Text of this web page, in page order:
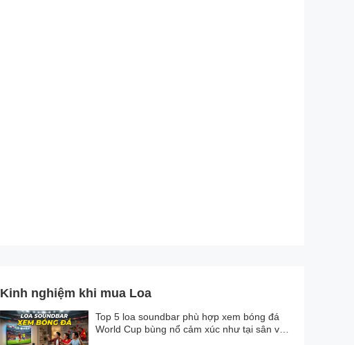
Kinh nghiệm khi mua Loa
Top 5 loa soundbar phù hợp xem bóng đá
World Cup bùng nổ cảm xúc như tại sân vận